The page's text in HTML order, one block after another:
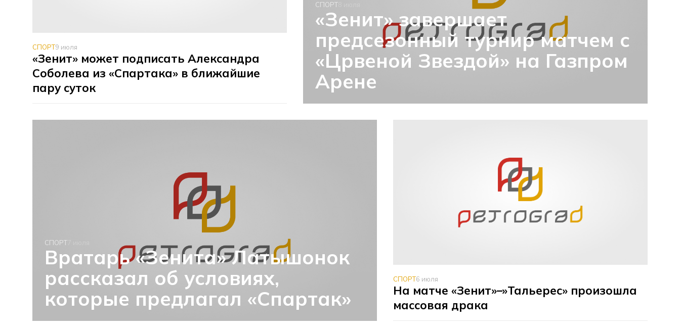
СПОРТ9 июля
«Зенит» может подписать Александра
Соболева из «Спартака» в ближайшие
пару суток
СПОРТ8 июля
«Зенит» завершает
предсезонный турнир матчем с
«Црвеной Звездой» на Газпром
Арене
СПОРТ
Вратарь «Зенита» Латышонок
рассказал об условиях,
которые предлагал «Спартак»
СПОРТ6 июля
На матче «Зенит»–»Тальерес» произошла
массовая драка